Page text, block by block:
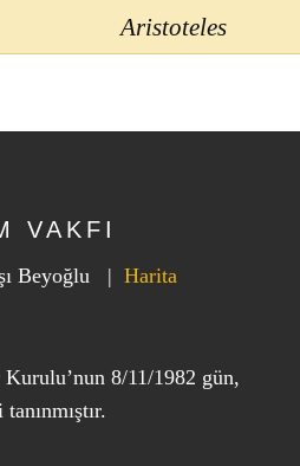
Aristoteles
VAKFI
Beyoğlu | Harita
8/11/1982 gün,